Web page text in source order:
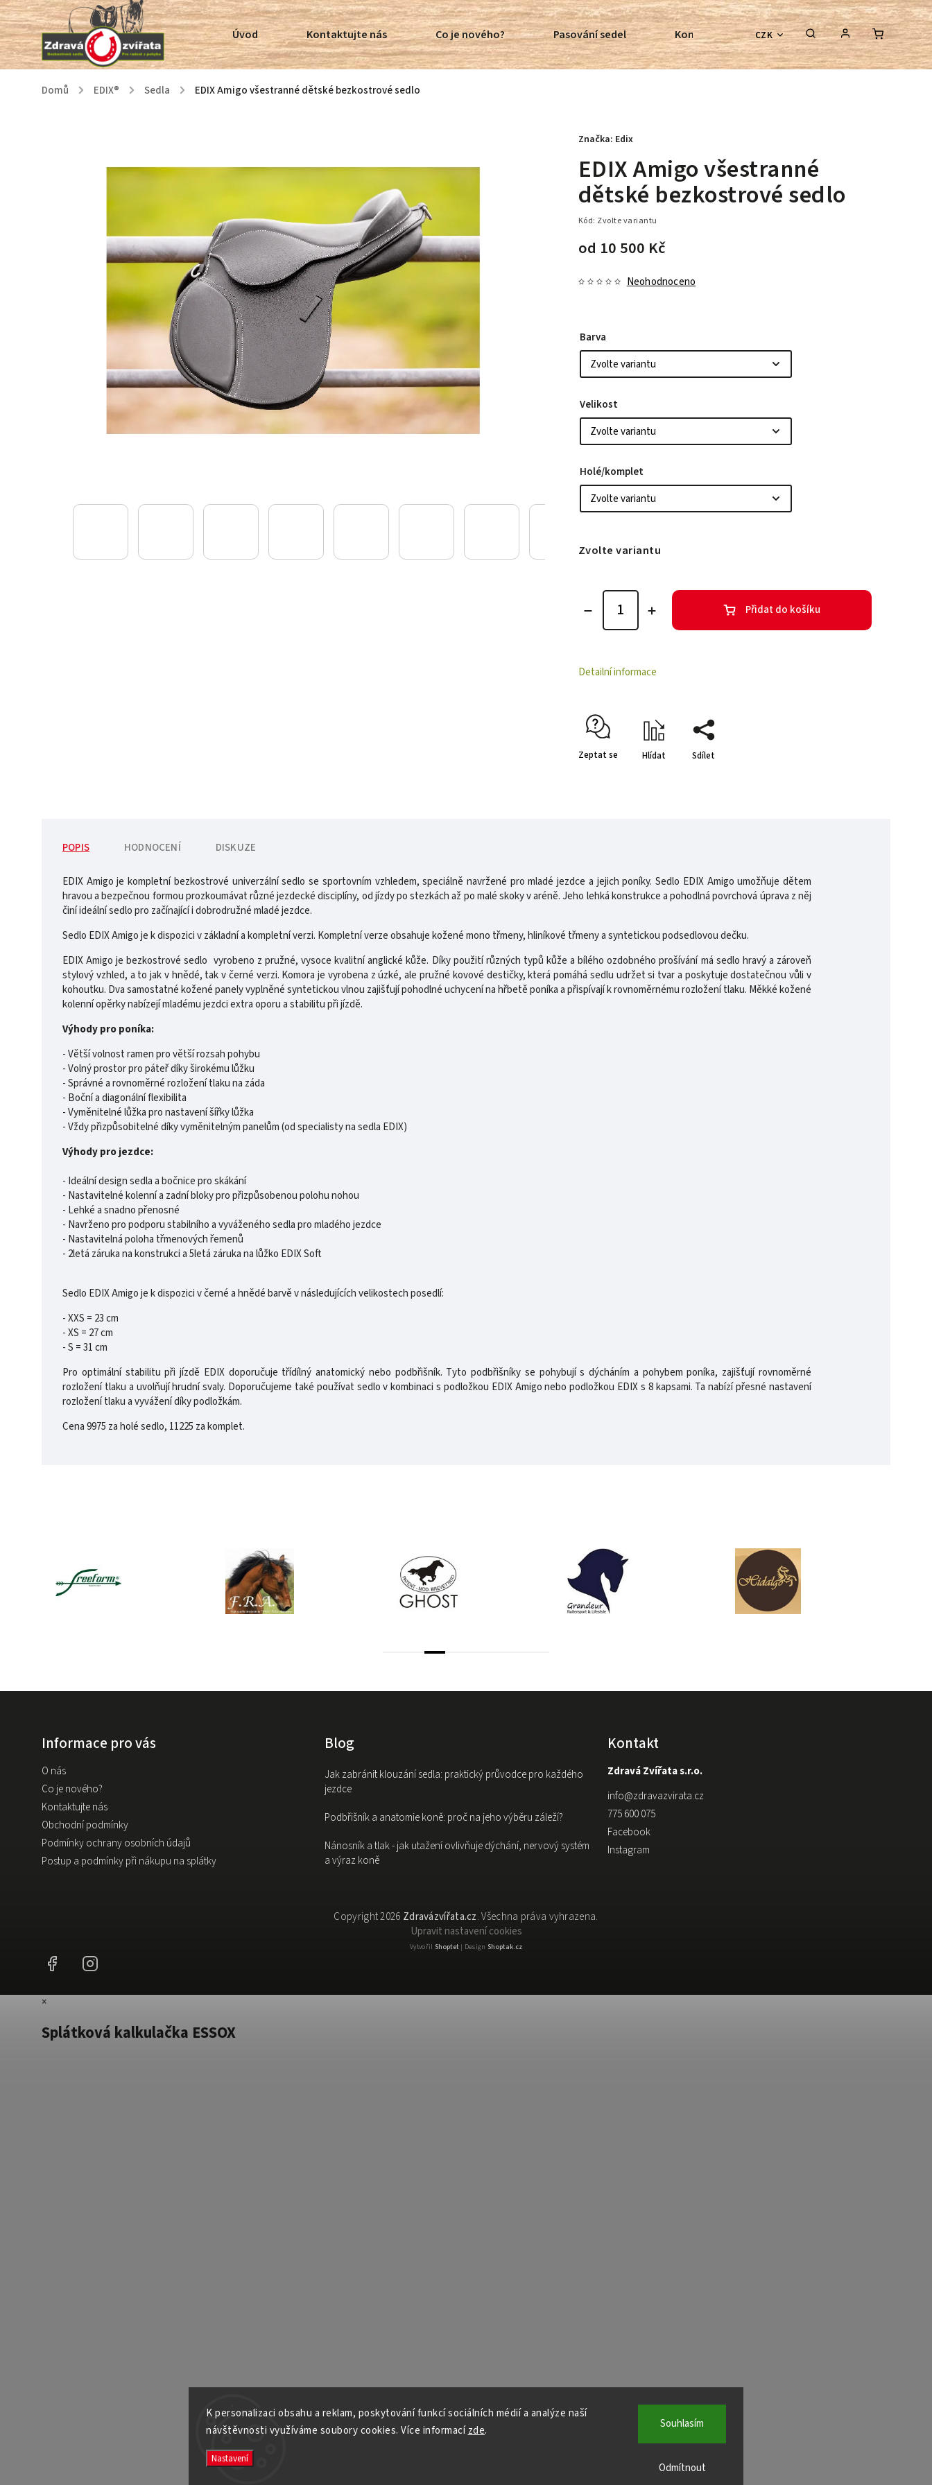
K personalizaci obsahu a reklam, poskytování funkcí sociálních médií a analýze naší
návštěvnosti využíváme soubory cookies. Více informacízde.
Nastavení
Odmítnout
Souhlasím
CZK
Úvod Kontaktujte nás Co je nového? Pasování sedel Kontroly bezkostrových sedel Poradenství
Domů / EDIX® / Sedla / EDIX Amigo všestranné dětské bezkostrové sedlo
EDIX Amigo všestranné
dětské bezkostrové sedlo
Kód: Zvolte variantu
od 10 500 Kč
Neohodnoceno
Značka: Edix
Barva
Velikost
Holé/komplet
Zvolte variantu
Přidat do košíku
Detailní informace
Zeptat se Hlídat Sdílet
POPIS HODNOCENÍ DISKUZE
EDIX Amigo je kompletní bezkostrové univerzální sedlo se sportovním vzhledem, speciálně navržené pro mladé jezdce a jejich poníky. Sedlo EDIX Amigo umožňuje dětem
hravou a bezpečnou formou prozkoumávat různé jezdecké disciplíny, od jízdy po stezkách až po malé skoky v aréně. Jeho lehká konstrukce a pohodlná povrchová úprava z něj
činí ideální sedlo pro začínající i dobrodružné mladé jezdce.
Sedlo EDIX Amigo je k dispozici v základní a kompletní verzi. Kompletní verze obsahuje kožené mono třmeny, hliníkové třmeny a syntetickou podsedlovou dečku.
EDIX Amigo je bezkostrové sedlo vyrobeno z pružné, vysoce kvalitní anglické kůže. Díky použití různých typů kůže a bílého ozdobného prošívání má sedlo hravý a zároveň
stylový vzhled, a to jak v hnědé, tak v černé verzi. Komora je vyrobena z úzké, ale pružné kovové destičky, která pomáhá sedlu udržet si tvar a poskytuje dostatečnou vůli v
kohoutku. Dva samostatné kožené panely vyplněné syntetickou vlnou zajišťují pohodlné uchycení na hřbetě poníka a přispívají k rovnoměrnému rozložení tlaku. Měkké kožené
kolenní opěrky nabízejí mladému jezdci extra oporu a stabilitu při jízdě.
Výhody pro poníka:
- Větší volnost ramen pro větší rozsah pohybu
- Volný prostor pro páteř díky širokému lůžku
- Správné a rovnoměrné rozložení tlaku na záda
- Boční a diagonální flexibilita
- Vyměnitelné lůžka pro nastavení šířky lůžka
- Vždy přizpůsobitelné díky vyměnitelným panelům (od specialisty na sedla EDIX)
Výhody pro jezdce:
- Ideální design sedla a bočnice pro skákání
- Nastavitelné kolenní a zadní bloky pro přizpůsobenou polohu nohou
- Lehké a snadno přenosné
- Navrženo pro podporu stabilního a vyváženého sedla pro mladého jezdce
- Nastavitelná poloha třmenových řemenů
- 2letá záruka na konstrukci a 5letá záruka na lůžko EDIX Soft
Sedlo EDIX Amigo je k dispozici v černé a hnědé barvě v následujících velikostech posedlí:
- XXS = 23 cm
- XS = 27 cm
- S = 31 cm
Pro optimální stabilitu při jízdě EDIX doporučuje třídílný anatomický nebo podbřišník. Tyto podbřišníky se pohybují s dýcháním a pohybem poníka, zajišťují rovnoměrné
rozložení tlaku a uvolňují hrudní svaly. Doporučujeme také používat sedlo v kombinaci s podložkou EDIX Amigo nebo podložkou EDIX s 8 kapsami. Ta nabízí přesné nastavení
rozložení tlaku a vyvážení díky podložkám.
Cena 9975 za holé sedlo, 11225 za komplet.
Informace pro vás
O nás
Co je nového?
Kontaktujte nás
Obchodní podmínky
Podmínky ochrany osobních údajů
Postup a podmínky při nákupu na splátky
Blog
Jak zabránit klouzání sedla: praktický průvodce pro každého
jezdce
Podbřišník a anatomie koně: proč na jeho výběru záleží?
Nánosník a tlak - jak utažení ovlivňuje dýchání, nervový systém
a výraz koně
Kontakt
Zdravá Zvířata s.r.o.
info@zdravazvirata.cz
775 600 075
Facebook
Instagram
Copyright 2026 Zdravázvířata.cz. Všechna práva vyhrazena.
Upravit nastavení cookies
Vytvořil Shoptet| Design Shoptak.cz
Facebook
×
Splátková kalkulačka ESSOX